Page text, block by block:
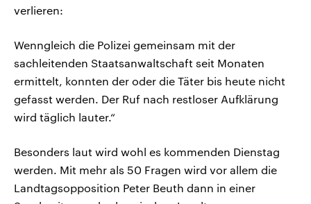
verlieren:
Wenngleich die Polizei gemeinsam mit der
sachleitenden Staatsanwaltschaft seit Monaten
ermittelt, konnten der oder die Täter bis heute nicht
gefasst werden. Der Ruf nach restloser Aufklärung
wird täglich lauter.“
Besonders laut wird wohl es kommenden Dienstag
werden. Mit mehr als 50 Fragen wird vor allem die
Landtagsopposition Peter Beuth dann in einer